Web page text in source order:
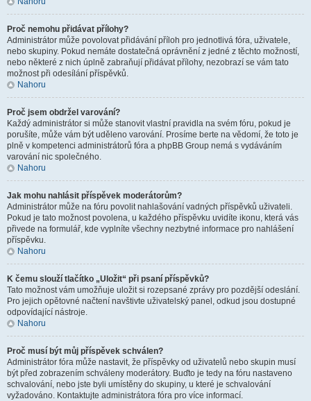
Proč nemohu přidávat přílohy?
Administrátor může povolovat přidávání příloh pro jednotlivá fóra, uživatele,
nebo skupiny. Pokud nemáte dostatečná oprávnění z jedné z těchto možností,
nebo některé z nich úplně zabraňují přidávat přílohy, nezobrazí se vám tato
možnost při odesílání příspěvků.
Nahoru
Proč jsem obdržel varování?
Každý administrátor si může stanovit vlastní pravidla na svém fóru, pokud je
porušíte, může vám být uděleno varování. Prosíme berte na vědomí, že toto je
plně v kompetenci administrátorů fóra a phpBB Group nemá s vydáváním
varování nic společného.
Nahoru
Jak mohu nahlásit příspěvek moderátorům?
Administrátor může na fóru povolit nahlašování vadných příspěvků uživateli.
Pokud je tato možnost povolena, u každého příspěvku uvidíte ikonu, která vás
přivede na formulář, kde vyplníte všechny nezbytné informace pro nahlášení
příspěvku.
Nahoru
K čemu slouží tlačítko „Uložit“ při psaní příspěvků?
Tato možnost vám umožňuje uložit si rozepsané zprávy pro pozdější odeslání.
Pro jejich opětovné načtení navštivte uživatelský panel, odkud jsou dostupné
odpovídající nástroje.
Nahoru
Proč musí být můj příspěvek schválen?
Administrátor fóra může nastavit, že příspěvky od uživatelů nebo skupin musí
být před zobrazením schváleny moderátory. Buďto je tedy na fóru nastaveno
schvalování, nebo jste byli umístěny do skupiny, u které je schvalování
vyžadováno. Kontaktujte administrátora fóra pro více informací.